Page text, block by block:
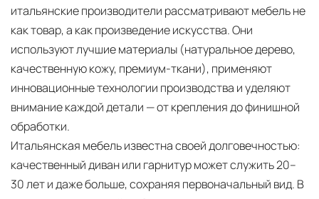
итальянские производители рассматривают мебель не
как товар, а как произведение искусства. Они
используют лучшие материалы (натуральное дерево,
качественную кожу, премиум-ткани), применяют
инновационные технологии производства и уделяют
внимание каждой детали — от крепления до финишной
обработки.
Итальянская мебель известна своей долговечностью:
качественный диван или гарнитур может служить 20–
30 лет и даже больше, сохраняя первоначальный вид. В